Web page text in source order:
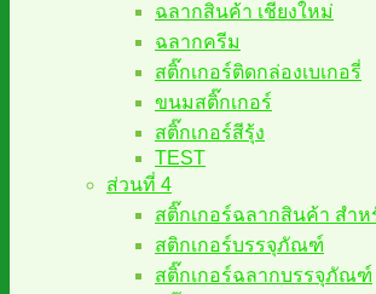
ฉลากสินค้า เชียงใหม่
ฉลากครีม
สติ๊กเกอร์ติดกล่องเบเกอรี่
ขนมสติ๊กเกอร์
สติ๊กเกอร์สีรุ้ง
TEST
ส่วนที่ 4
สติ๊กเกอร์ฉลากสินค้า สำ
สติกเกอร์บรรจุภัณฑ์
สติ๊กเกอร์ฉลากบรรจุภัณฑ์